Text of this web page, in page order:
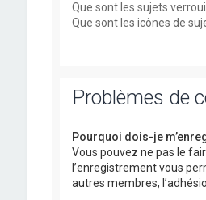
Que sont les sujets
Que sont les icônes de
Problèmes de
Pourquoi dois-je
Vous pouvez ne pas le
l’enregistrement vous
autres membres,